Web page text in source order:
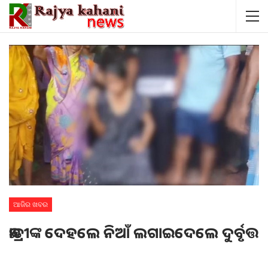
ଆଜିର ଖବର
ଛାତ୍ରୀଙ୍କ ଦେହଲେ ନିଆଁ ଲଗାଇଦେଲେ ଦୁର୍ବୃତ୍ତ